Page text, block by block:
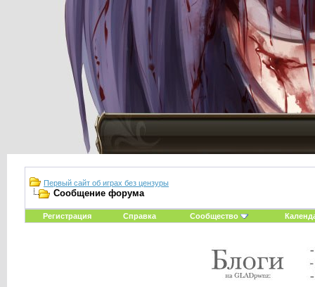
Первый сайт об играх без цензуры
Сообщение форума
Регистрация Справка Сообщество